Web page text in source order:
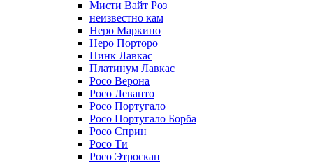
Мисти Вайт Роз
неизвестно кам
Неро Маркино
Неро Порторо
Пинк Лавкаc
Платинум Лавкас
Росо Верона
Росо Леванто
Росо Португало
Росо Португало Борба
Росо Сприн
Росо Ти
Росо Этроскан